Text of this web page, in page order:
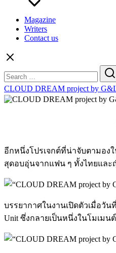
Magazine
Writers
Contact us
for:
CLOUD DREAM project by
อีกหนึ่งโปรเจกต์ที่น่าจับตามอง
สุดอบอุ่นจากแฟน ๆ ทั้งไทยและ
บรรยากาศในงานเปิดตัวเมื่อวัน
Unit ซึ่งกลายเป็นหนึ่งในโมเม